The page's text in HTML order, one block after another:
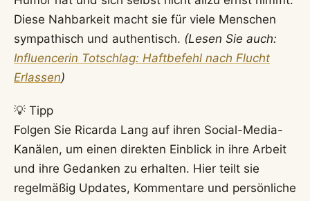
Diese Nahbarkeit macht sie für viele Menschen
sympathisch und authentisch. (Lesen Sie auch:
Influencerin Totschlag: Haftbefehl nach Flucht
Erlassen)
💡 Tipp
Folgen Sie Ricarda Lang auf ihren Social-Media-
Kanälen, um einen direkten Einblick in ihre Arbeit
und ihre Gedanken zu erhalten. Hier teilt sie
regelmäßig Updates, Kommentare und persönliche